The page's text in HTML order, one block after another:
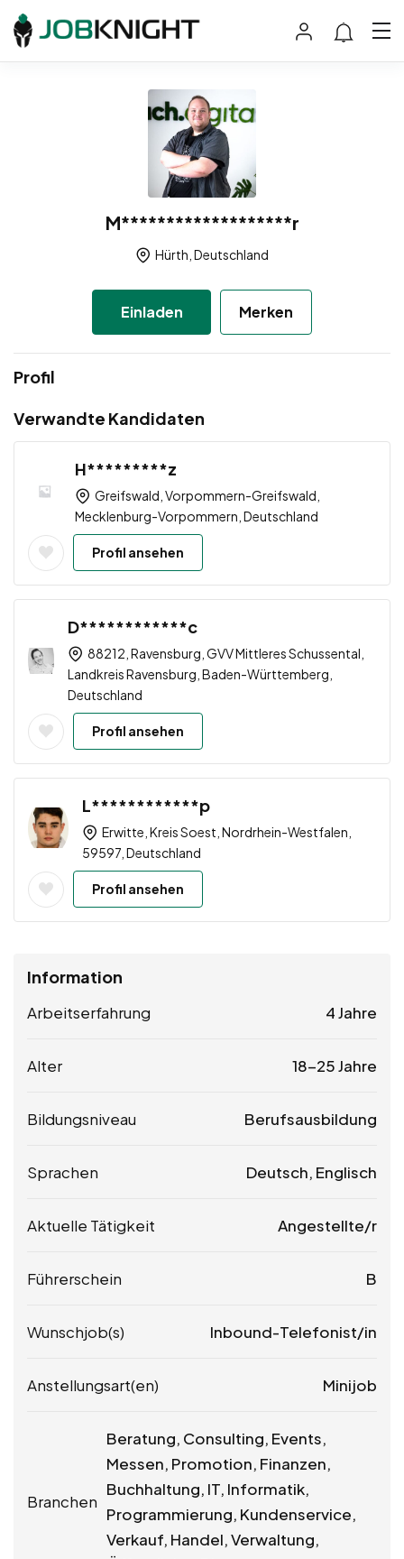
M*******************r
Hürth, Deutschland
Einladen Merken
Profil
Verwandte Kandidaten
H*********z
Greifswald, Vorpommern-Greifswald,
Mecklenburg-Vorpommern, Deutschland
Profil ansehen
D************c
88212, Ravensburg, GVV Mittleres Schussental,
Landkreis Ravensburg, Baden-Württemberg,
Deutschland
Profil ansehen
L************p
Erwitte, Kreis Soest, Nordrhein-Westfalen,
59597, Deutschland
Profil ansehen
Information
Arbeitserfahrung 4 Jahre
Alter 18-25 Jahre
Bildungsniveau Berufsausbildung
Sprachen Deutsch, Englisch
Aktuelle Tätigkeit Angestellte/r
Führerschein B
Wunschjob(s) Inbound-Telefonist/in
Anstellungsart(en) Minijob
Branchen
Beratung, Consulting, Events,
Messen, Promotion, Finanzen,
Buchhaltung, IT, Informatik,
Programmierung, Kundenservice,
Verkauf, Handel, Verwaltung,